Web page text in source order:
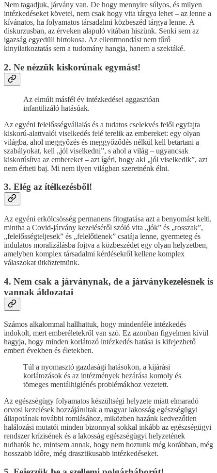
Nem tagadjuk, járvány van. De hogy mennyire súlyos, és milyen
intézkedéseket követel, nem csak hogy vita tárgya lehet – az lenne a
kívánatos, ha folyamatos társadalmi közbeszéd tárgya lenne. A
diskurzusban, az érveken alapuló vitában hiszünk. Senki sem az
igazság egyedüli birtokosa. Az ellentmondást nem tűrő
kinyilatkoztatás sem a tudomány hangja, hanem a szektáké.
2. Ne nézzük kiskorúnak egymást!
Az elmúlt másfél év intézkedései aggasztóan
infantilizáló hatásúak.
Az egyéni felelősségvállalás és a tudatos cselekvés felől egyfajta
kiskorú-alattvalói viselkedés felé terelik az embereket: egy olyan
világba, ahol meggyőzés és meggyőződés nélkül kell betartani a
szabályokat, kell „jól viselkedni”, s ahol a világ – ugyancsak
kiskorúsítva az embereket – azt ígéri, hogy aki „jól viselkedik”, azt
nem érheti baj. Mi nem ilyen világban szeretnénk élni.
3. Elég az ítélkezésből!
Az egyéni erkölcsösség permanens fitogtatása azt a benyomást kelti,
mintha a Covid-járvány kezeléséről szóló vita „jók” és „rosszak”,
„felelősségteljesek” és „felelőtlenek” csatája lenne, gyermeteg és
indulatos moralizálásba fojtva a közbeszédet egy olyan helyzetben,
amelyben komplex társadalmi kérdésekről kellene komplex
válaszokat ütköztetnünk.
4. Nem csak a járványnak, de a járványkezelésnek is
vannak áldozatai
Számos alkalommal hallhattuk, hogy mindenféle intézkedés
indokolt, mert emberéletekről van szó. Ez azonban figyelmen kívül
hagyja, hogy minden korlátozó intézkedés hatása is kifejezhető
emberi években és életekben.
Túl a nyomasztó gazdasági hatásokon, a kijárási
korlátozások és az intézmények bezárása komoly és
tömeges mentálhigiénés problémákhoz vezetett.
Az egészségügy folyamatos készültségi helyzete miatt elmaradó
orvosi kezelések hozzájárultak a magyar lakosság egészségügyi
állapotának további romlásához, miközben hazánk kedvezőtlen
halálozási mutatói minden bizonnyal sokkal inkább az egészségügyi
rendszer krízisének és a lakosság egészségügyi helyzetének
tudhatók be, mintsem annak, hogy nem hoztunk még korábban, még
hosszabb időre, még drasztikusabb intézkedéseket.